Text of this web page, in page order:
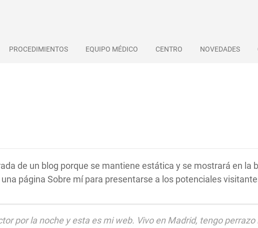
PROCEDIMIENTOS EQUIPO MÉDICO CENTRO NOVEDADES
de un blog porque se mantiene estática y se mostrará en la
página Sobre mí para presentarse a los potenciales
por la noche y esta es mi web. Vivo en Madrid, tengo